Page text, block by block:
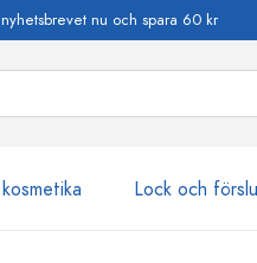
nu och spara 60 kr
Lock och